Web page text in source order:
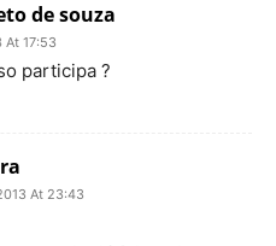
de souza
At 17:53
participa ?
At 23:43